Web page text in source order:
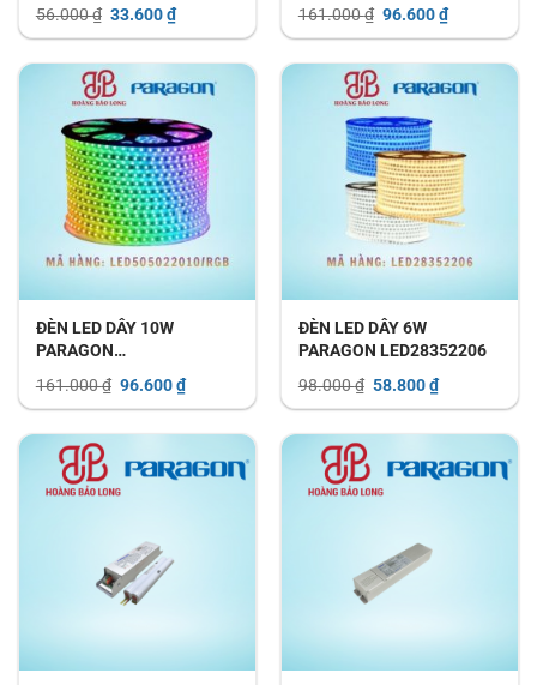
56.000₫ Giá
là:
56.000 ₫.
33.600₫Giá
hiện
tại
là:
161.000₫ Giá
là:
161.000 ₫.
96.600₫Giá
hiện
tại
là:
96.600 ₫.
ĐÈN LED DÂY 10W
PARAGON
161.000₫ Giá
là:
161.000 ₫.
96.600₫Giá
hiện
tại
là:
96.600 ₫.
ĐÈN LED DÂY 6W
PARAGON LED28352206
98.000₫ Giá
là:
98.000 ₫.
58.800₫Giá
hiện
tại
là: